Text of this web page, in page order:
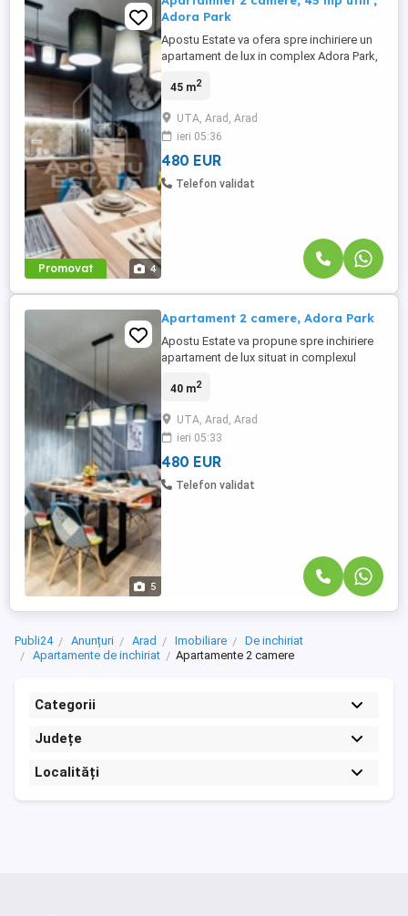
Promovat 4
Adora Park
Apostu Estate va ofera spre inchiriere un
apartament de lux in complex Adora Park,
confortabil Apartamentul este compus din
living luminos Bucataria este open space,
complet mobilata si utilata cu
electrocasnice de calitate Baia ...
45 m2
UTA, Arad, Arad
ieri 05:36
480 EUR
Telefon validat
5
Apartament 2 camere, Adora Park
Apostu Estate va propune spre inchiriere
apartament de lux situat in complexul
amenajat cu finisaje moderne si mobilier
bucatarie complet echipata cu masina de
spalat vase, masina de spalat rufe, cuptor
electric, cuptor cu microunde, ...
40 m2
UTA, Arad, Arad
ieri 05:33
480 EUR
Telefon validat
Publi24 Anunțuri Arad Imobiliare
De inchiriat
Apartamente de inchiriat
Apartamente 2 camere
Categorii
Județe
Localități